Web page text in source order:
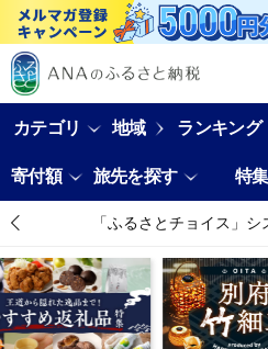
カテゴリ 地域 ランキング
寄付額 旅先を探す 特集
「ふるさとチョイス」